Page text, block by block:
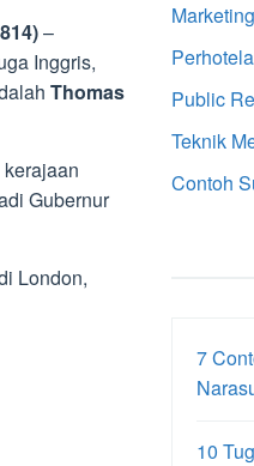
–
Inggris,
Thomas
Gubernur
London,
Marketing
Public
Teknik
Contoh
7
10